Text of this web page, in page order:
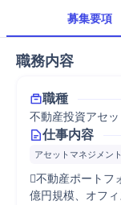
募集要項
職務内容
職種
不動産投資アセ
仕事内容
アセットマネジメント
不動産ポートフ
億円規模、オフ